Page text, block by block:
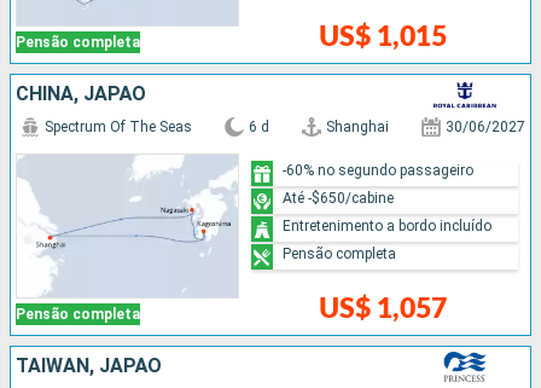
Pensão completa US$ 1,015
CHINA, JAPÃO
Pensão completa
Spectrum Of The Seas 6 d Shanghai 30/06/2027
US$ 1,057
-60% no segundo passageiro
Até -$650/cabine
Entretenimento a bordo incluído
Pensão completa
TAIWAN, JAPÃO